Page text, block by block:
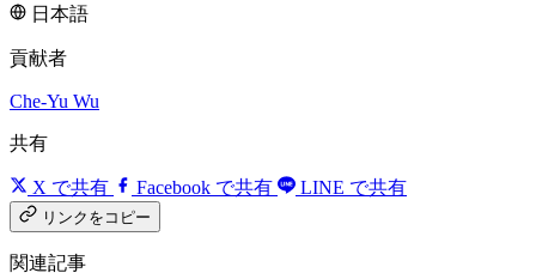
日本語
貢献者
Che-Yu Wu
共有
X で共有 Facebook で共有 LINE で共有
リンクをコピー
関連記事